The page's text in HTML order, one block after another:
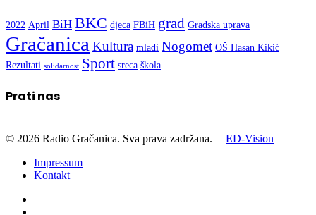
2022 April BiH BKC djeca FBiH grad Gradska uprava
GračanicaKultura mladi Nogomet OŠ Hasan Kikić
Rezultati solidarnost Sport sreca škola
Prati nas
© 2026 Radio Gračanica. Sva prava zadržana. | ED-Vision
Impressum
Kontakt